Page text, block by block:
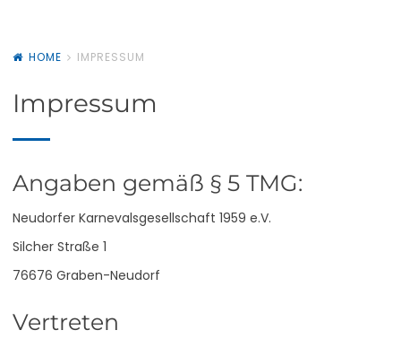
HOME IMPRESSUM
Impressum
Angaben gemäß § 5 TMG:
Neudorfer Karnevalsgesellschaft 1959 e.V.
Silcher Straße 1
76676 Graben-Neudorf
Vertreten